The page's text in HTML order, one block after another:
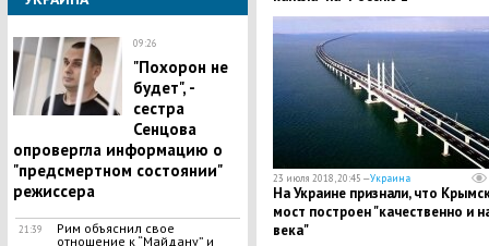
09:26
"Похорон не
будет", -
сестра
Сенцова
опровергла информацию о
"предсмертном состоянии"
режиссера
21:39
Рим объяснил свое
отношение к “Майдану” и
23 июля 2018, 20:45 —Украина
На Украине признали, что
мост построен "качественно и
века"